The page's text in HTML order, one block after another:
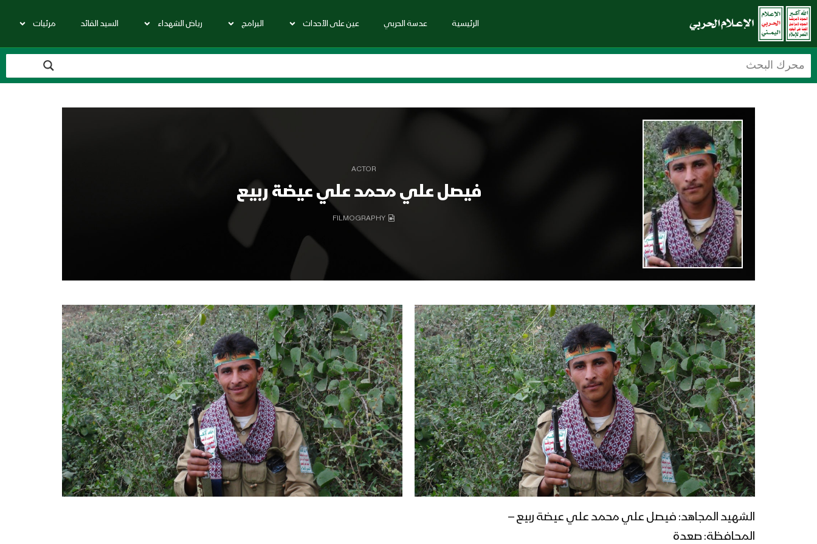
الرئيسية عدسة الحربي عين على الأحداث البرامج رياض الشهداء السيد القائد مرئيات
ACTOR
فيصل علي محمد علي عيضة ربيع
FILMOGRAPHY
الشهيد المجاهد: فيصل علي محمد علي عيضة ربيع –
المحافظة: صعدة